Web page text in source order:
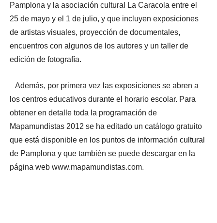
Pamplona y la asociación cultural La Caracola entre el
25 de mayo y el 1 de julio, y que incluyen exposiciones
de artistas visuales, proyección de documentales,
encuentros con algunos de los autores y un taller de
edición de fotografía.
Además, por primera vez las exposiciones se abren a
los centros educativos durante el horario escolar. Para
obtener en detalle toda la programación de
Mapamundistas 2012 se ha editado un catálogo gratuito
que está disponible en los puntos de información cultural
de Pamplona y que también se puede descargar en la
página web www.mapamundistas.com.